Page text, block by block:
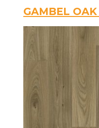
GAMBEL OAK